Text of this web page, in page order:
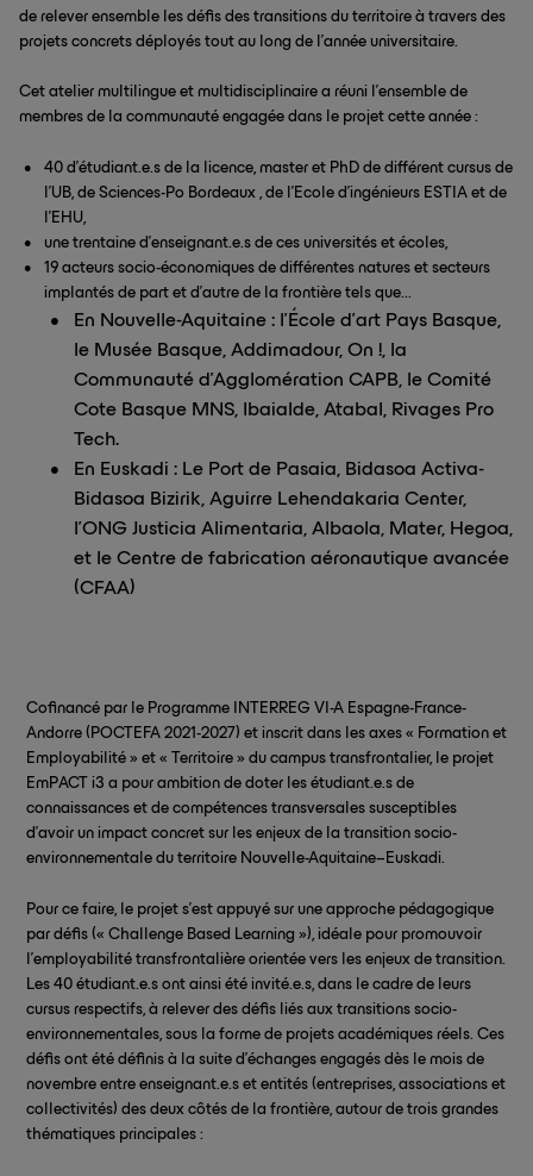
de relever ensemble les défis des transitions du territoire à travers des
projets concrets déployés tout au long de l’année universitaire.
Cet atelier multilingue et multidisciplinaire a réuni l’ensemble de
membres de la communauté engagée dans le projet cette année :
40 d’étudiant.e.s de la licence, master et PhD de différent cursus de
l’UB, de Sciences-Po Bordeaux , de l’Ecole d’ingénieurs ESTIA et de
l’EHU,
une trentaine d’enseignant.e.s de ces universités et écoles,
19 acteurs socio-économiques de différentes natures et secteurs
implantés de part et d’autre de la frontière tels que...
En Nouvelle-Aquitaine : l’École d'art Pays Basque,
le Musée Basque, Addimadour, On !, la
Communauté d’Agglomération CAPB, le Comité
Cote Basque MNS, Ibaialde, Atabal, Rivages Pro
Tech.
En Euskadi : Le Port de Pasaia, Bidasoa Activa-
Bidasoa Bizirik, Aguirre Lehendakaria Center,
l’ONG Justicia Alimentaria, Albaola, Mater, Hegoa,
et le Centre de fabrication aéronautique avancée
(CFAA)
Cofinancé par le Programme INTERREG VI-A Espagne-France-
Andorre (POCTEFA 2021-2027) et inscrit dans les axes « Formation et
Employabilité » et « Territoire » du campus transfrontalier, le projet
EmPACT i3 a pour ambition de doter les étudiant.e.s de
connaissances et de compétences transversales susceptibles
d’avoir un impact concret sur les enjeux de la transition socio-
environnementale du territoire Nouvelle-Aquitaine–Euskadi.
Pour ce faire, le projet s’est appuyé sur une approche pédagogique
par défis (« Challenge Based Learning »), idéale pour promouvoir
l’employabilité transfrontalière orientée vers les enjeux de transition.
Les 40 étudiant.e.s ont ainsi été invité.e.s, dans le cadre de leurs
cursus respectifs, à relever des défis liés aux transitions socio-
environnementales, sous la forme de projets académiques réels. Ces
défis ont été définis à la suite d’échanges engagés dès le mois de
novembre entre enseignant.e.s et entités (entreprises, associations et
collectivités) des deux côtés de la frontière, autour de trois grandes
thématiques principales :